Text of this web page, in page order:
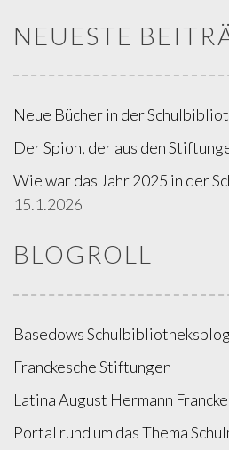
NEUESTE
Neue Bücher in der
Der Spion, der aus den
Wie war das Jahr 2025 in der
15.1.2026
BLOGROLL
Basedows Schulbibliotheksblog
Franckesche Stiftungen
Latina August Hermann Francke
Portal rund um das Thema